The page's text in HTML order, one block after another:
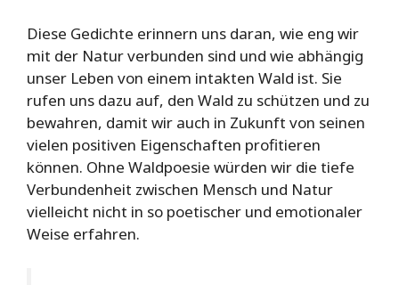
Diese Gedichte erinnern uns daran, wie eng wir
mit der Natur verbunden sind und wie abhängig
unser Leben von einem intakten Wald ist. Sie
rufen uns dazu auf, den Wald zu schützen und zu
bewahren, damit wir auch in Zukunft von seinen
vielen positiven Eigenschaften profitieren
können. Ohne Waldpoesie würden wir die tiefe
Verbundenheit zwischen Mensch und Natur
vielleicht nicht in so poetischer und emotionaler
Weise erfahren.